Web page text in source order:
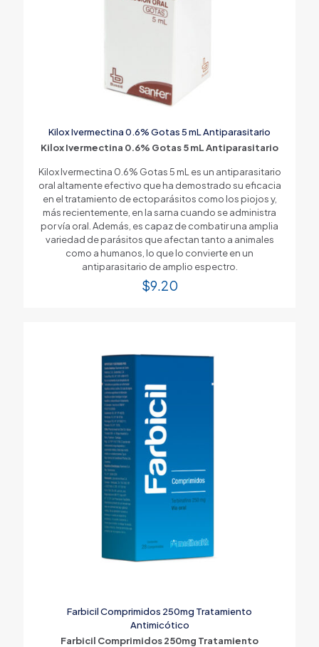
Kilox Ivermectina 0.6% Gotas 5 mL Antiparasitario
Kilox Ivermectina 0.6% Gotas 5 mL Antiparasitario
Kilox Ivermectina 0.6% Gotas 5 mL es un antiparasitario
oral altamente efectivo que ha demostrado su eficacia
en el tratamiento de ectoparásitos como los piojos y,
más recientemente, en la sarna cuando se administra
por vía oral. Además, es capaz de combatir una amplia
variedad de parásitos que afectan tanto a animales
como a humanos, lo que lo convierte en un
antiparasitario de amplio espectro.
$9.20
Farbicil Comprimidos 250mg Tratamiento
Antimicótico
Farbicil Comprimidos 250mg Tratamiento